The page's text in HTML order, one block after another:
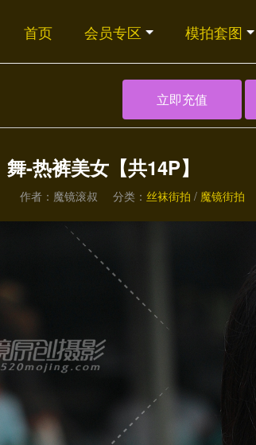
首页 会员专区 模拍套图
立即充值
舞-热裤美女【共14P】
作者：魔镜滚叔 分类： 丝袜街拍 / 魔镜街拍